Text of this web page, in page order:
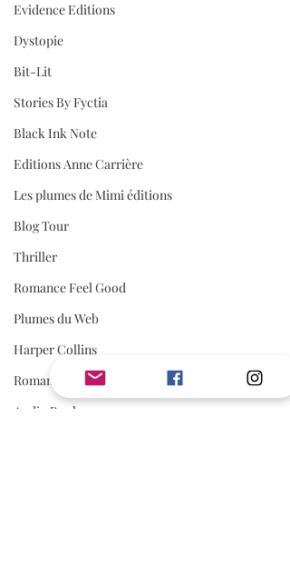
Evidence Editions
Dystopie
Bit-Lit
Stories By Fyctia
Black Ink Note
Editions Anne Carrière
Les plumes de Mimi éditions
Blog Tour
Thriller
Romance Feel Good
Plumes du Web
Harper Collins
Romance Fantasy
Audio Book